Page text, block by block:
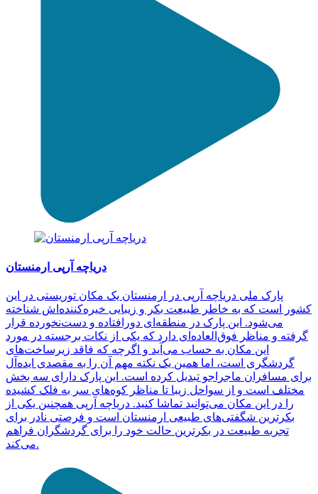
دریاچه آرپی ارمنستان
پارک ملی دریاچه آرپی در ارمنستان یک مکان توریستی در این
کشور است که به خاطر طبیعت بکر و زیبایی خیره‌کننده‌اش شناخته
می‌شود. این پارک در منطقه‌ای دورافتاده و دست‌نخورده قرار
گرفته و مناظر فوق‌العاده‌ای دارد که یکی از نکات برجسته در مورد
این مکان به حساب می‌آید و اگرچه که فاقد زیرساخت‌های
گردشگری است، اما همین یک نکته مهم آن را به مقصدی ایده‌آل
برای مسافران ماجراجو تبدیل کرده است. این پارک دارای سه بخش
مختلف است و از سواحل زیبا تا مناظر کوه‌های سر به فلک کشیده
را در این مکان می‌توانید تماشا کنید. دریاچه آرپی همچنین یکی از
بکرترین شگفتی‌های طبیعی ارمنستان است و فرصتی نادر برای
تجربه طبیعت در بکرترین حالت خود را برای گردشگران فراهم
می‌کند.